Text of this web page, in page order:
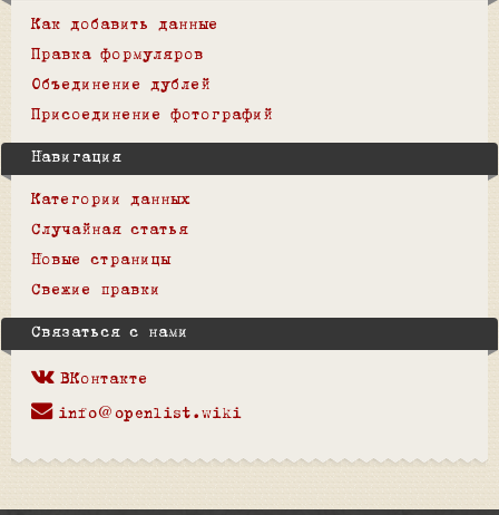
Как добавить данные
Правка формуляров
Объединение дублей
Присоединение фотографий
Навигация
Категории данных
Случайная статья
Новые страницы
Свежие правки
Связаться с нами
ВКонтакте
info@openlist.wiki